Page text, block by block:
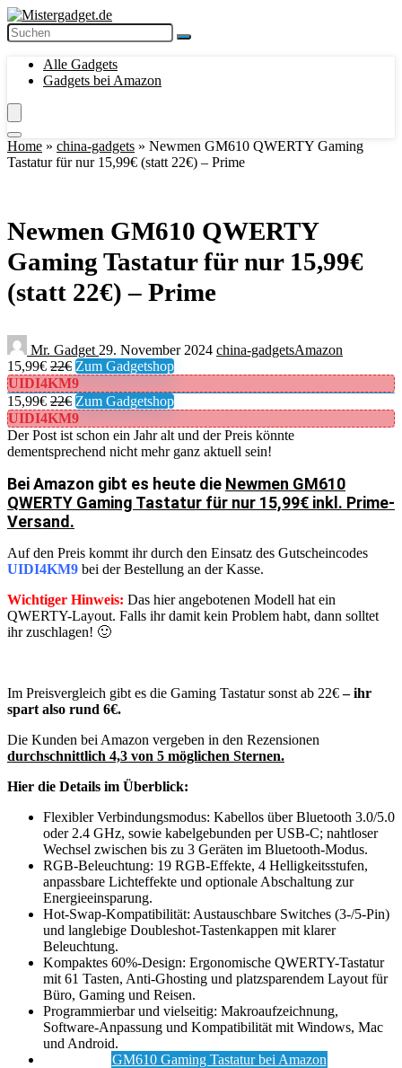
Alle Gadgets
Gadgets bei Amazon
Home » china-gadgets » Newmen GM610 QWERTY Gaming
Tastatur für nur 15,99€ (statt 22€) – Prime
Newmen GM610 QWERTY
Gaming Tastatur für nur 15,99€
(statt 22€) – Prime
Mr. Gadget 29. November 2024 china-gadgetsAmazon
15,99€ 22€ Zum Gadgetshop
UIDI4KM9
15,99€ 22€ Zum Gadgetshop
UIDI4KM9
Der Post ist schon ein Jahr alt und der Preis könnte
dementsprechend nicht mehr ganz aktuell sein!
Bei Amazon gibt es heute die Newmen GM610
QWERTY Gaming Tastatur für nur 15,99€ inkl. Prime-
Versand.
Auf den Preis kommt ihr durch den Einsatz des Gutscheincodes
UIDI4KM9 bei der Bestellung an der Kasse.
Wichtiger Hinweis: Das hier angebotenen Modell hat ein
QWERTY-Layout. Falls ihr damit kein Problem habt, dann solltet
ihr zuschlagen! 🙂
Im Preisvergleich gibt es die Gaming Tastatur sonst ab 22€– ihr
spart also rund 6€.
Die Kunden bei Amazon vergeben in den Rezensionen
durchschnittlich 4,3 von 5 möglichen Sternen.
Hier die Details im Überblick:
Flexibler Verbindungsmodus: Kabellos über Bluetooth 3.0/5.0
oder 2.4 GHz, sowie kabelgebunden per USB-C; nahtloser
Wechsel zwischen bis zu 3 Geräten im Bluetooth-Modus.
RGB-Beleuchtung: 19 RGB-Effekte, 4 Helligkeitsstufen,
anpassbare Lichteffekte und optionale Abschaltung zur
Energieeinsparung.
Hot-Swap-Kompatibilität: Austauschbare Switches (3-/5-Pin)
und langlebige Doubleshot-Tastenkappen mit klarer
Beleuchtung.
Kompaktes 60%-Design: Ergonomische QWERTY-Tastatur
mit 61 Tasten, Anti-Ghosting und platzsparendem Layout für
Büro, Gaming und Reisen.
Programmierbar und vielseitig: Makroaufzeichnung,
Software-Anpassung und Kompatibilität mit Windows, Mac
und Android.
GM610 Gaming Tastatur bei Amazon